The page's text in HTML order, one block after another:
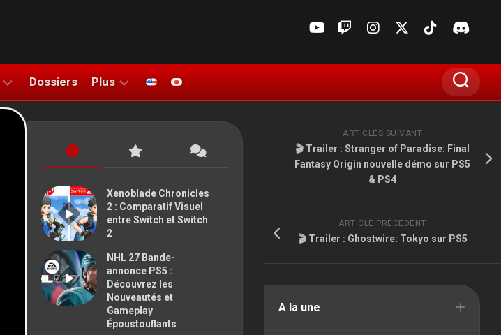
Dossiers Plus
COSPLAYS
DESSINS
MADIN’JAPAN
BONS PLANS
NOUS
CONTACTER
ARTICLES SUIVANT
🎬 Trailer : Stranger of Paradise: Final
Fantasy Origin nouvelle démo sur PS5
& PS4
ARTICLE PRÉCÉDENT
🎬 Trailer : Ghostwire: Tokyo sur PS5
A la une
Xenoblade Chronicles
2 : Comparatif Visuel
entre Switch et Switch
2
NHL 27 Bande-
annonce PS5 :
Découvrez les
Nouveautés et
Gameplay
Époustouflants